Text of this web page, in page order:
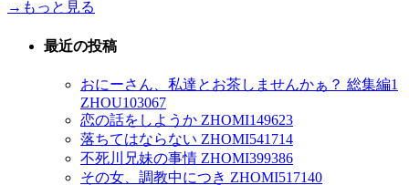
→もっと見る
最近の投稿
おにーさん、私達とお茶しませんかぁ？ 総集編1
ZHOU103067
恋の話をしようか ZHOMI149623
落ちてはならない ZHOMI541714
不死川兄妹の事情 ZHOMI399386
その女、調教中につき ZHOMI517140